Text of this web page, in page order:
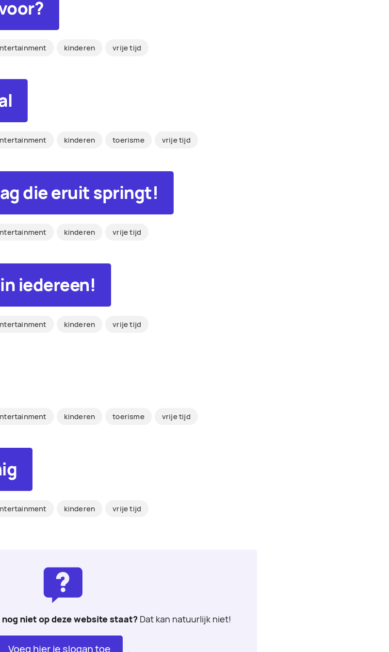
kinderen vrije tijd
kinderen toerisme vrije tijd
die eruit springt!
kinderen vrije tijd
iedereen!
kinderen vrije tijd
kinderen toerisme vrije tijd
kinderen vrije tijd
niet op deze website staat?Dat kan natuurlijk niet!
Voeg hier je slogan toe .